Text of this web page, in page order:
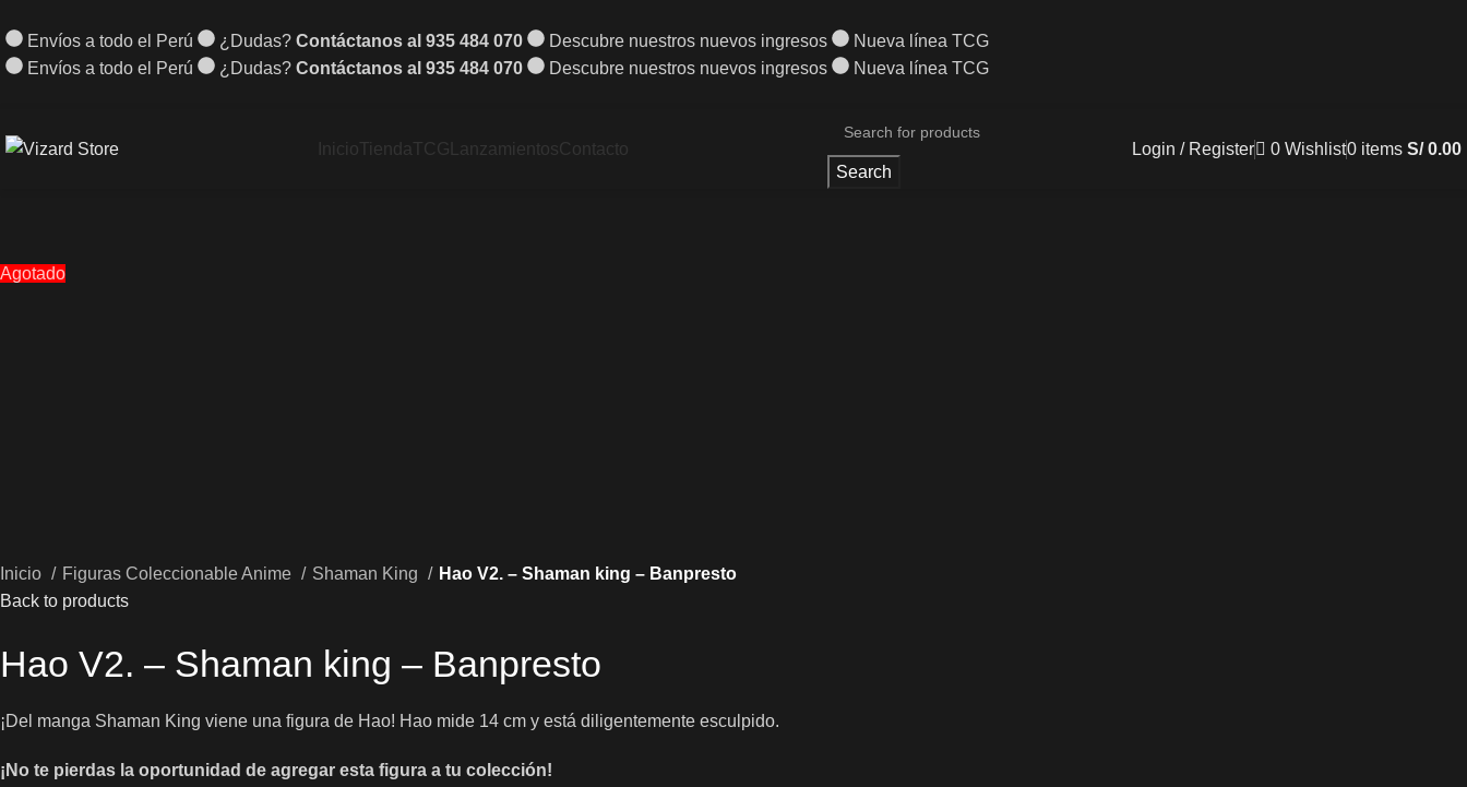
Envíos a todo el Perú ¿Dudas? Contáctanos al 935 484 070 Descubre nuestros nuevos ingresos
Nueva línea TCG
Envíos a todo el Perú
¿Dudas? Contáctanos al 935 484 070 Descubre nuestros nuevos ingresos Nueva línea TCG
InicioTiendaTCG LanzamientosContacto
Search
Login / Register 0 Wishlist0 items S/0.00
Agotado
Inicio Figuras Coleccionable Anime Shaman King
Hao V2. – Shaman king – Banpresto
Back to products
Hao V2. – Shaman king – Banpresto
¡Del manga Shaman King viene una figura de Hao! Hao mide 14 cm y está diligentemente esculpido.
¡No te pierdas la oportunidad de agregar esta figura a tu colección!